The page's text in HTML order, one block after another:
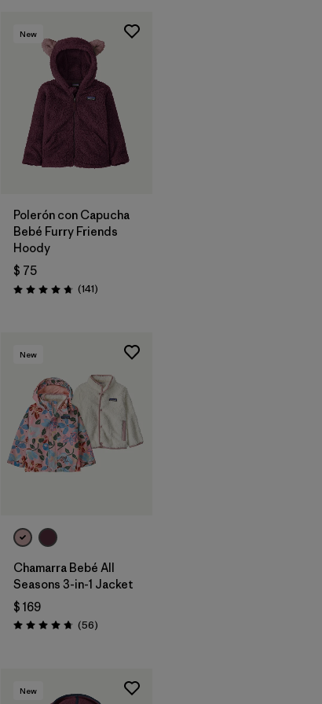
New
Polerón con Capucha
Bebé Furry Friends
Hoody
$ 75
Valoración: 4.7 / 5
(141Comentarios
)
New
Chamarra Bebé All
Seasons 3-in-1 Jacket
$ 169
Valoración: 4.8 / 5
(56Comentarios
)
New